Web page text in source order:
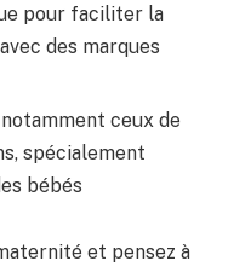
pour faciliter la
des marques
ceux de
spécialement
bébés
et pensez à